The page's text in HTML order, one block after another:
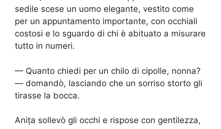
sedile scese un uomo elegante, vestito come
per un appuntamento importante, con occhiali
costosi e lo sguardo di chi è abituato a misurare
tutto in numeri.
— Quanto chiedi per un chilo di cipolle, nonna?
— domandò, lasciando che un sorriso storto gli
tirasse la bocca.
Anița sollevò gli occhi e rispose con gentilezza,